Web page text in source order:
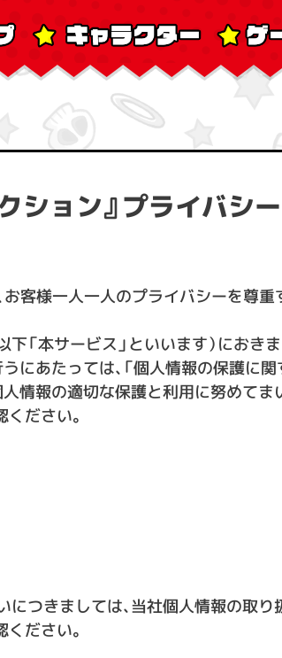
ション』プライバシ
お客様一人一人のプライバシーを尊
下「本サービス」といいます）にお
にあたっては、「個人情報の保護に
情報の適切な保護と利用に努めてま
ださい。
つきましては、当社個人情報の取
ださい。